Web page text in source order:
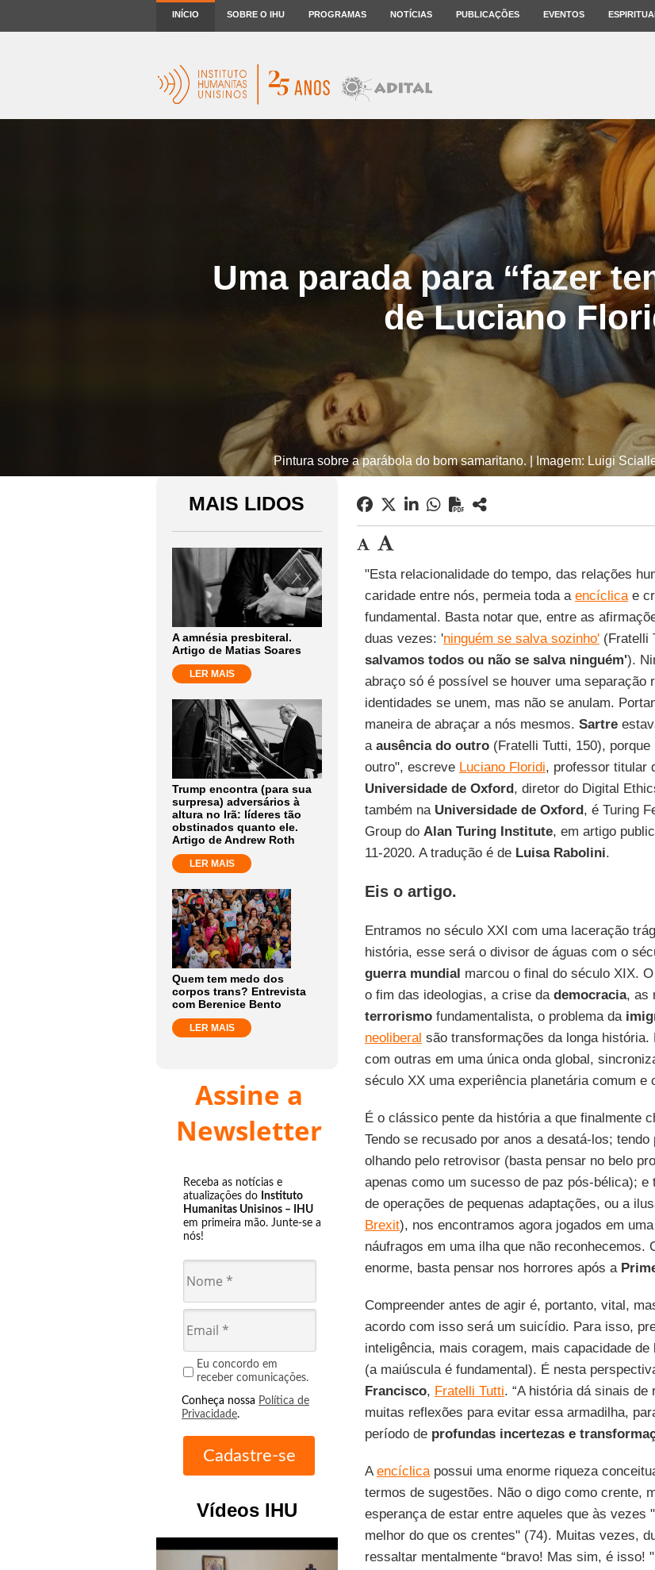
INÍCIO SOBRE O IHU PROGRAMAS NOTÍCIAS PUBLICAÇÕES EVENTOS
Uma parada para “fazer
de Luciano
Pintura sobre a parábola do bom samaritano. | Imagem: Luigi
MAIS LIDOS
A amnésia presbiteral.
Artigo de Matias Soares
LER MAIS
Trump encontra (para sua
surpresa) adversários à
altura no Irã: líderes tão
obstinados quanto ele.
Artigo de Andrew Roth
LER MAIS
Quem tem medo dos
corpos trans? Entrevista
com Berenice Bento
LER MAIS
Assine a
Newsletter
Receba as notícias e
atualizações do Instituto
Humanitas Unisinos – IHU
em primeira mão. Junte-se a
nós!
Eu concordo em
receber comunicações.
Conheça nossa Política de
Privacidade.
Vídeos IHU
"Esta relacionalidade do tempo, das relações
caridade entre nós, permeia toda a encíclicae
fundamental. Basta notar que, entre as
duas vezes: 'ninguém se salva sozinho'(Fratelli
salvamos todos ou não se salva ninguém').
abraço só é possível se houver uma separação
identidades se unem, mas não se anulam.
maneira de abraçar a nós mesmos. Sartre
a ausência do outro(Fratelli Tutti, 150), porque
outro", escreve Luciano Floridi, professor titular
Universidade de Oxford, diretor do Digital
também na Universidade de Oxford, é Turing
Group do Alan Turing Institute, em artigo
11-2020. A tradução é de Luisa Rabolini.
Eis o artigo.
Entramos no século XXI com uma laceração
história, esse será o divisor de águas com o
guerra mundial marcou o final do século XIX. O
o fim das ideologias, a crise da democracia, as
terrorismofundamentalista, o problema da
neoliberal são transformações da longa história.
com outras em uma única onda global,
século XX uma experiência planetária comum e
É o clássico pente da história a que finalmente
Tendo se recusado por anos a desatá-los;
olhando pelo retrovisor (basta pensar no belo
apenas como um sucesso de paz pós-bélica);
de operações de pequenas adaptações, ou a
Brexit), nos encontramos agora jogados em
náufragos em uma ilha que não
enorme, basta pensar nos horrores após a
Compreender antes de agir é, portanto, vital,
acordo com isso será um suicídio. Para isso,
inteligência, mais coragem, mais capacidade
(a maiúscula é fundamental). É nesta
Francisco, Fratelli Tutti. “A história dá sinais de
muitas reflexões para evitar essa armadilha,
período de profundas incertezas e
Aencíclicapossui uma enorme riqueza
termos de sugestões. Não o digo como crente,
esperança de estar entre aqueles que às vezes
melhor do que os crentes" (74). Muitas vezes,
ressaltar mentalmente “bravo! Mas sim, é isso!